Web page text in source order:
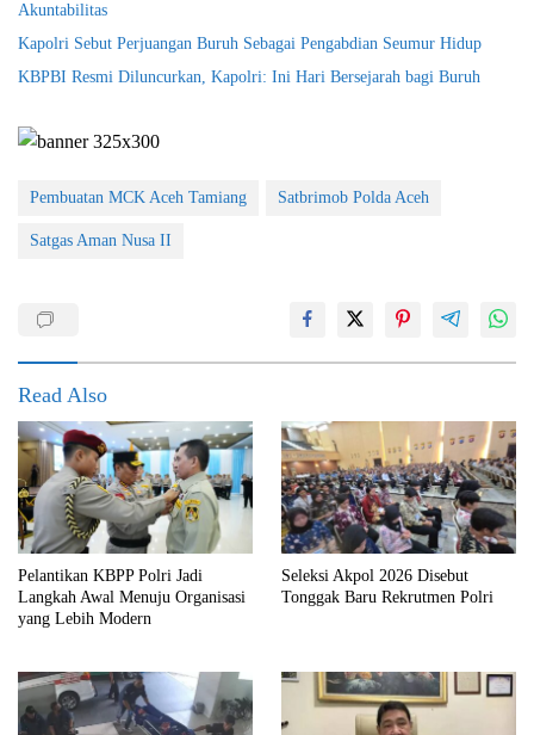
Akuntabilitas
Kapolri Sebut Perjuangan Buruh Sebagai Pengabdian Seumur Hidup
KBPBI Resmi Diluncurkan, Kapolri: Ini Hari Bersejarah bagi Buruh
Pembuatan MCK Aceh Tamiang Satbrimob Polda Aceh
Satgas Aman Nusa II
Read Also
Pelantikan KBPP Polri Jadi
Langkah Awal Menuju Organisasi
yang Lebih Modern
Seleksi Akpol 2026 Disebut
Tonggak Baru Rekrutmen Polri